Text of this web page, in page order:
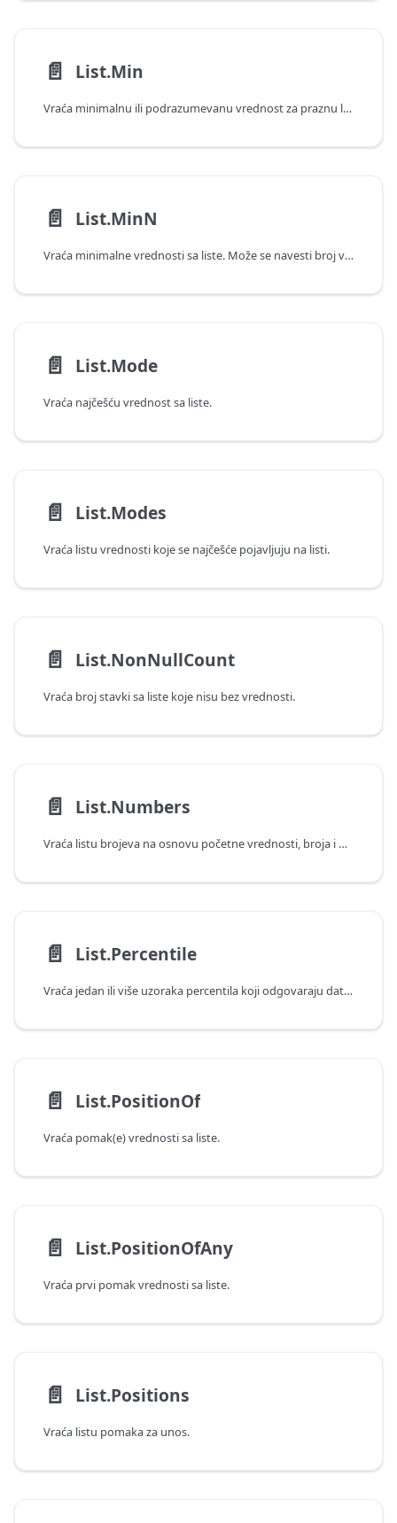
📄️ List.Min
Vraća minimalnu ili podrazumevanu vrednost za praznu listu.
📄️ List.MinN
Vraća minimalne vrednosti sa liste. Može se navesti broj vrednosti koje treba vratiti ili uslov za filtriranje.
📄️ List.Mode
Vraća najčešću vrednost sa liste.
📄️ List.Modes
Vraća listu vrednosti koje se najčešće pojavljuju na listi.
📄️ List.NonNullCount
Vraća broj stavki sa liste koje nisu bez vrednosti.
📄️ List.Numbers
Vraća listu brojeva na osnovu početne vrednosti, broja i opcionalne inkrementalne vrednosti.
📄️ List.Percentile
Vraća jedan ili više uzoraka percentila koji odgovaraju datim verovatnoćama.
📄️ List.PositionOf
Vraća pomak(e) vrednosti sa liste.
📄️ List.PositionOfAny
Vraća prvi pomak vrednosti sa liste.
📄️ List.Positions
Vraća listu pomaka za unos.